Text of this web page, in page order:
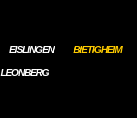
EISLINGEN BIETIGHEIM
LEONBERG